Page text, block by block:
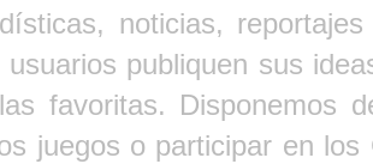
noticias,
publiquen sus
favoritas. Disponemos
juegos o participar en